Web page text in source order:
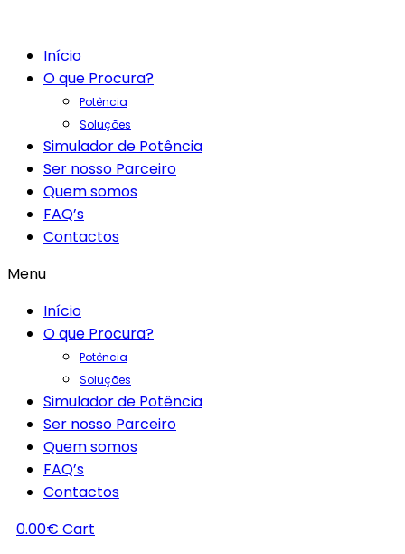
Início
O que Procura?
Potência
Soluções
Simulador de Potência
Ser nosso Parceiro
Quem somos
FAQ’s
Contactos
Menu
Início
O que Procura?
Potência
Soluções
Simulador de Potência
Ser nosso Parceiro
Quem somos
FAQ’s
Contactos
0.00€ Cart